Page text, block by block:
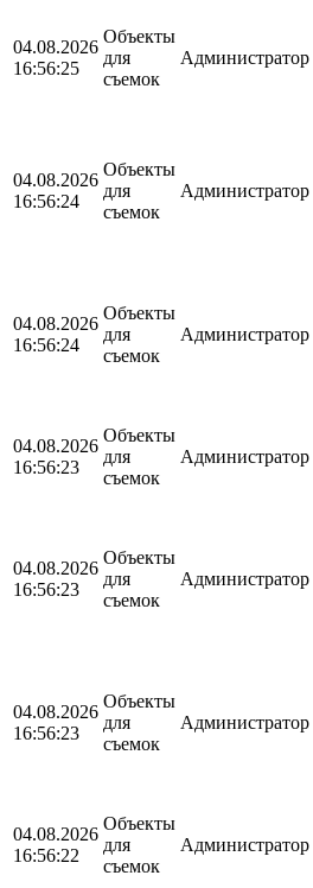
04.08.2026
16:56:25
Объекты
для
съемок
Администратор
04.08.2026
16:56:24
Объекты
для
съемок
Администратор
04.08.2026
16:56:24
Объекты
для
съемок
Администратор
04.08.2026
16:56:23
Объекты
для
съемок
Администратор
04.08.2026
16:56:23
Объекты
для
съемок
Администратор
04.08.2026
16:56:23
Объекты
для
съемок
Администратор
04.08.2026
16:56:22
Объекты
для
съемок
Администратор